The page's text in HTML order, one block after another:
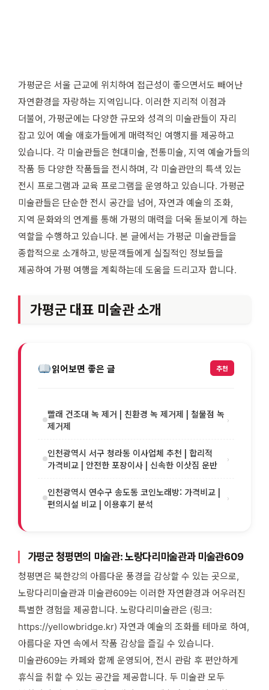
가평군은 서울 근교에 위치하여 접근성이 좋으면서도 빼어난
자연환경을 자랑하는 지역입니다. 이러한 지리적 이점과
더불어, 가평군에는 다양한 규모와 성격의 미술관들이 자리
잡고 있어 예술 애호가들에게 매력적인 여행지를 제공하고
있습니다. 각 미술관들은 현대미술, 전통미술, 지역 예술가들의
작품 등 다양한 작품들을 전시하며, 각 미술관만의 특색 있는
전시 프로그램과 교육 프로그램을 운영하고 있습니다. 가평군
미술관들은 단순한 전시 공간을 넘어, 자연과 예술의 조화,
지역 문화와의 연계를 통해 가평의 매력을 더욱 돋보이게 하는
역할을 수행하고 있습니다. 본 글에서는 가평군 미술관들을
종합적으로 소개하고, 방문객들에게 실질적인 정보들을
제공하여 가평 여행을 계획하는데 도움을 드리고자 합니다.
가평군 대표 미술관 소개
읽어보면 좋은 글 추천
빨래 건조대 녹 제거 | 친환경 녹 제거제 | 철물점 녹
제거제
›
인천광역시 서구 청라동 이사업체 추천 | 합리적
가격비교 | 안전한 포장이사 | 신속한 이삿짐 운반
›
인천광역시 연수구 송도동 코인노래방: 가격비교 |
편의시설 비교 | 이용후기 분석
›
가평군 청평면의 미술관: 노랑다리미술관과 미술관609
청평면은 북한강의 아름다운 풍경을 감상할 수 있는 곳으로,
노랑다리미술관과 미술관609는 이러한 자연환경과 어우러진
특별한 경험을 제공합니다. 노랑다리미술관은 (링크:
https://yellowbridge.kr) 자연과 예술의 조화를 테마로 하여,
아름다운 자연 속에서 작품 감상을 즐길 수 있습니다.
미술관609는 카페와 함께 운영되어, 전시 관람 후 편안하게
휴식을 취할 수 있는 공간을 제공합니다. 두 미술관 모두